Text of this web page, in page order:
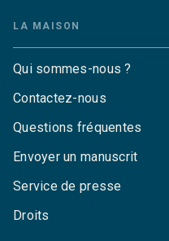
LA MAISON
Qui sommes-nous ?
Contactez-nous
Questions fréquentes
Envoyer un manuscrit
Service de presse
Droits